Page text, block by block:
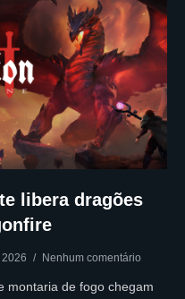
libera dragões
Nenhum comentário
montaria de fogo chegam